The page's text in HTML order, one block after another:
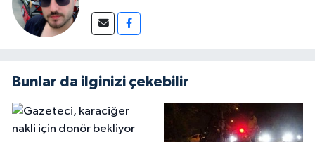
Bunlar da ilginizi çekebilir